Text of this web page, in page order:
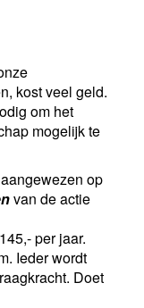
kost veel geld.
om het
mogelijk te
op
van de actie
per jaar.
Ieder wordt
Doet